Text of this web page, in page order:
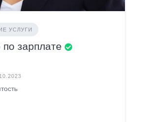
УСЛУГИ
по зарплате